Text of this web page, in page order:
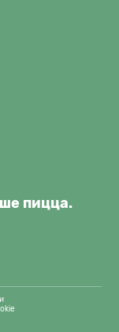
пицца.